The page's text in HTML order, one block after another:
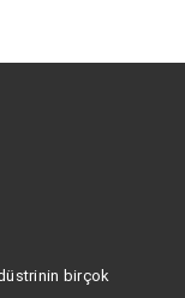
birçok